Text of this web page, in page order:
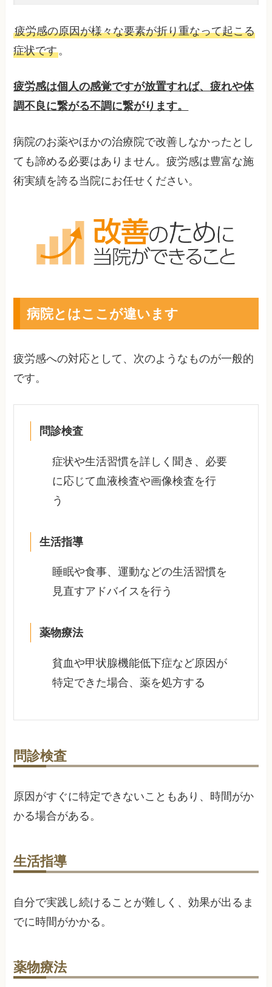
疲労感の原因が様々な要素が折り重なって起こる
症状です。
疲労感は個人の感覚ですが放置すれば、疲れや体
調不良に繋がる不調に繋がります。
病院のお薬やほかの治療院で改善しなかったとし
ても諦める必要はありません。疲労感は豊富な施
術実績を誇る当院にお任せください。
病院とはここが違います
疲労感への対応として、次のようなものが一般的
です。
問診検査
症状や生活習慣を詳しく聞き、必要
に応じて血液検査や画像検査を行
う
生活指導
睡眠や食事、運動などの生活習慣を
見直すアドバイスを行う
薬物療法
貧血や甲状腺機能低下症など原因が
特定できた場合、薬を処方する
問診検査
原因がすぐに特定できないこともあり、時間がか
かる場合がある。
生活指導
自分で実践し続けることが難しく、効果が出るま
でに時間がかかる。
薬物療法